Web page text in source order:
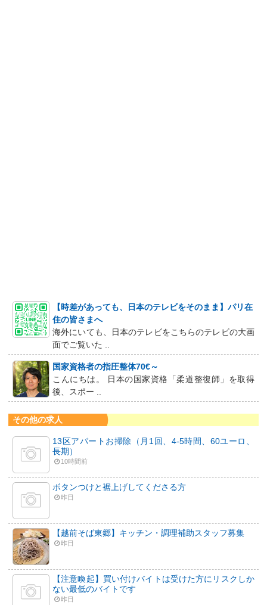
【時差があっても、日本のテレビをそのまま】パリ在
住の皆さまへ
海外にいても、日本のテレビをこちらのテレビの大画
面でご覧いた ..
国家資格者の指圧整体70€～
こんにちは。 日本の国家資格「柔道整復師」を取得
後、スポー ..
その他の求人
13区アパートお掃除（月1回、4-5時間、60ユーロ、
長期）
10時間前
ボタンつけと裾上げしてくださる方
昨日
【越前そば東郷】キッチン・調理補助スタッフ募集
昨日
【注意喚起】買い付けバイトは受けた方にリスクしか
ない最低のバイトです
昨日